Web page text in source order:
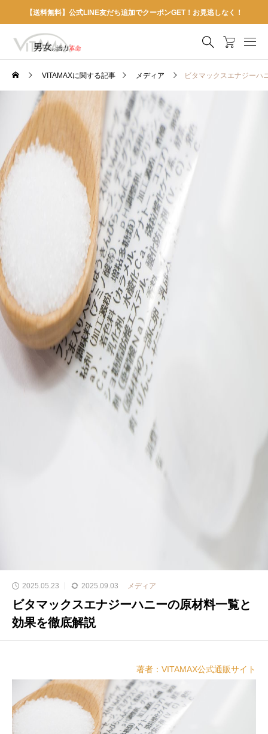
【送料無料】公式LINE友だち追加でクーポンGET！お見逃しなく！
VITAMAXに関する記事 メディア ビタマックスエナジーハ
2025.05.23 2025.09.03 メディア
ビタマックスエナジーハニーの原材料一覧と
効果を徹底解説
著者：VITAMAX公式通販サイト